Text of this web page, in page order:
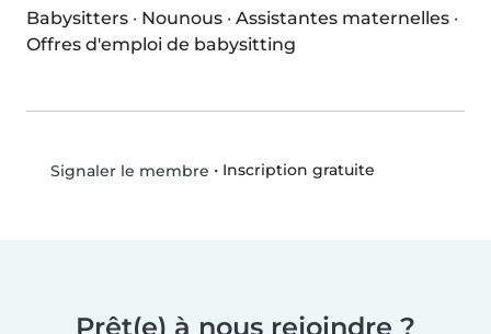
Babysitters · Nounous · Assistantes maternelles ·
Offres d'emploi de babysitting
Signaler le membre • Inscription gratuite
Prêt(e) à nous rejoindre ?